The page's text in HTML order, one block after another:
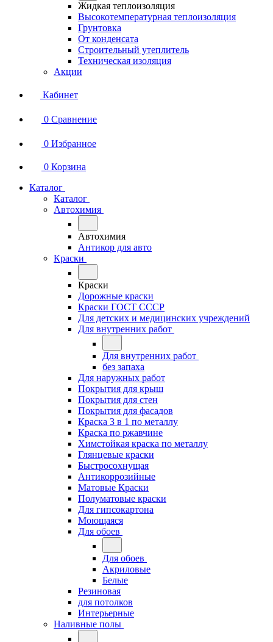
Жидкая теплоизоляция
Высокотемпературная теплоизоляция
Грунтовка
От конденсата
Строительный утеплитель
Техническая изоляция
Акции
Кабинет
0 Сравнение
0 Избранное
0 Корзина
Каталог
Каталог
Автохимия
Автохимия
Антикор для авто
Краски
Краски
Дорожные краски
Краски ГОСТ СССР
Для детских и медицинских учреждений
Для внутренних работ
Для внутренних работ
без запаха
Для наружных работ
Покрытия для крыш
Покрытия для стен
Покрытия для фасадов
Краска 3 в 1 по металлу
Краска по ржавчине
Химстойкая краска по металлу
Глянцевые краски
Быстросохнущая
Антикоррозийные
Матовые Краски
Полуматовые краски
Для гипсокартона
Моющаяся
Для обоев
Для обоев
Акриловые
Белые
Резиновая
для потолков
Интерьерные
Наливные полы